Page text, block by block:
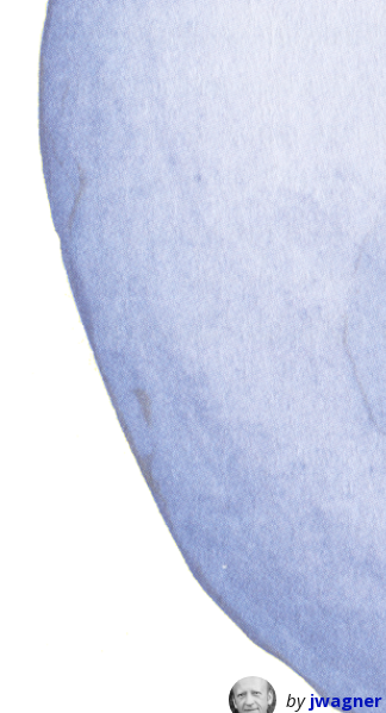
by jwagner